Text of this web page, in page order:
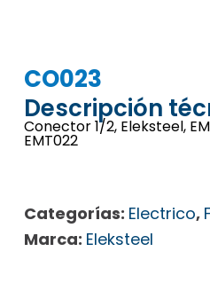
CO023
Descripción
Conector 1/2, Eleksteel,
EMT022
Categorías: Electrico,
Marca: Eleksteel